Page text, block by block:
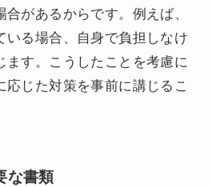
があるからです。例えば、
いる場合、自身で負担しなけ
ます。こうしたことを考慮に
応じた対策を事前に講じるこ
な書類